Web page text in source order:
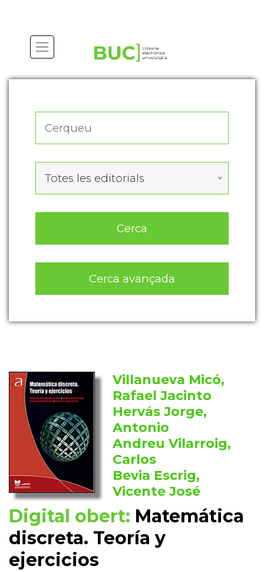
Totes les editorials
Cerca
Cerca avançada
Villanueva Micó,
Rafael Jacinto
Hervás Jorge,
Antonio
Andreu Vilarroig,
Carlos
Bevia Escrig,
Vicente José
Digital obert: Matemática
discreta. Teoría y
ejercicios